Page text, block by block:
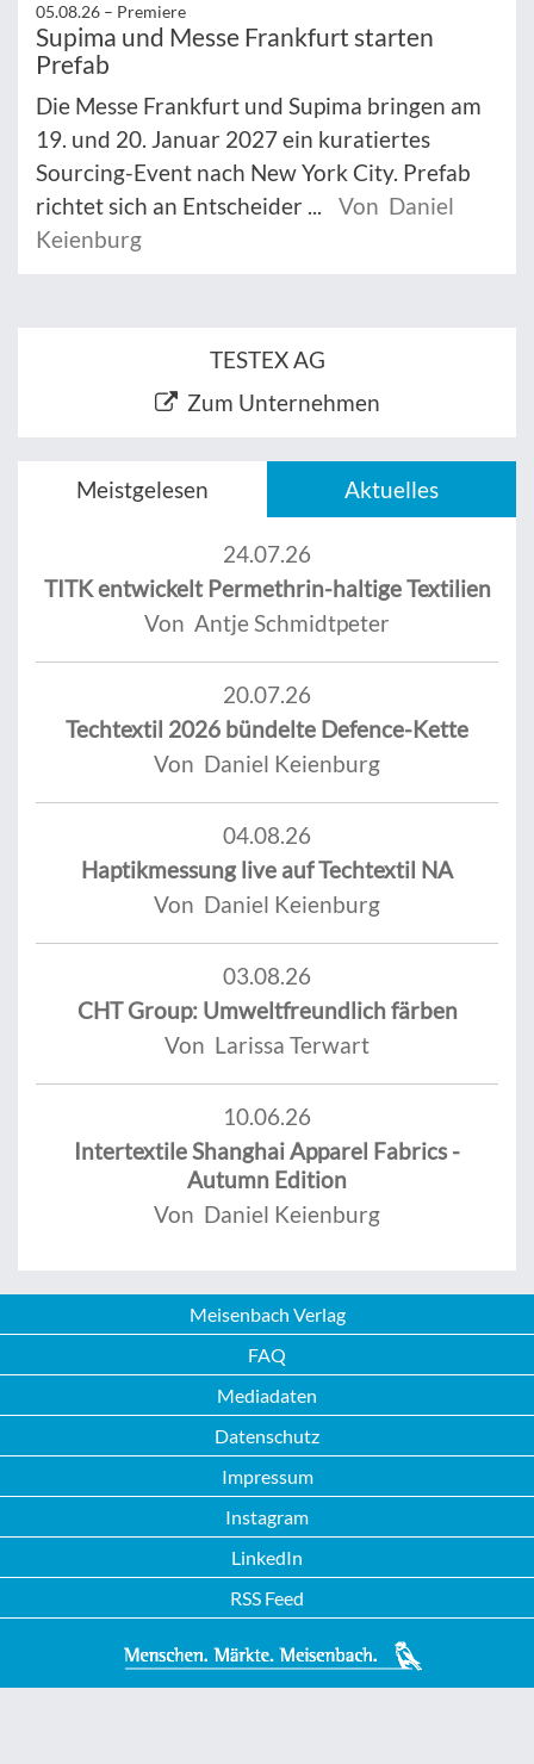
05.08.26 – Premiere
Supima und Messe Frankfurt starten
Prefab
Die Messe Frankfurt und Supima bringen am
19. und 20. Januar 2027 ein kuratiertes
Sourcing-Event nach New York City. Prefab
richtet sich an Entscheider ...
Von Daniel
Keienburg
TESTEX AG
Zum Unternehmen
Meistgelesen Aktuelles
24.07.26
TITK entwickelt Permethrin-haltige Textilien
Von Antje Schmidtpeter
20.07.26
Techtextil 2026 bündelte Defence-Kette
Von Daniel Keienburg
04.08.26
Haptikmessung live auf Techtextil NA
Von Daniel Keienburg
03.08.26
CHT Group: Umweltfreundlich färben
Von Larissa Terwart
10.06.26
Intertextile Shanghai Apparel Fabrics -
Autumn Edition
Von Daniel Keienburg
Meisenbach Verlag
FAQ
Mediadaten
Datenschutz
Impressum
Instagram
LinkedIn
RSS Feed